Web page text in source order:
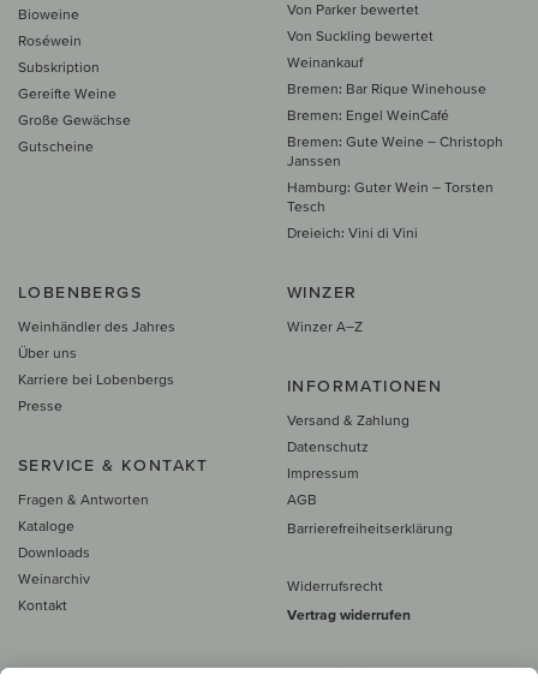
Bioweine
Roséwein
Subskription
Gereifte Weine
Große Gewächse
Gutscheine
Von Parker bewertet
Von Suckling bewertet
Weinankauf
Bremen: Bar Rique Winehouse
Bremen: Engel WeinCafé
Bremen: Gute Weine – Christoph
Janssen
Hamburg: Guter Wein – Torsten
Tesch
Dreieich: Vini di Vini
LOBENBERGS
Weinhändler des Jahres
Über uns
Karriere bei Lobenbergs
Presse
SERVICE & KONTAKT
Fragen & Antworten
Kataloge
Downloads
Weinarchiv
Kontakt
WINZER
Winzer A–Z
INFORMATIONEN
Versand & Zahlung
Datenschutz
Impressum
AGB
Barrierefreiheitserklärung
Widerrufsrecht
Vertrag widerrufen
Alle Preise inkl. MwSt., zzgl. 5 €